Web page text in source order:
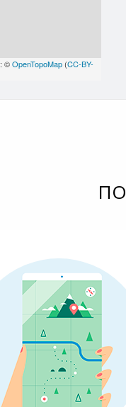
©OpenTopoMap (CC-BY-